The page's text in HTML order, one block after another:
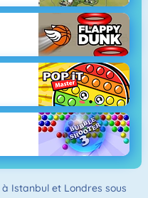
Istanbul et Londres sous